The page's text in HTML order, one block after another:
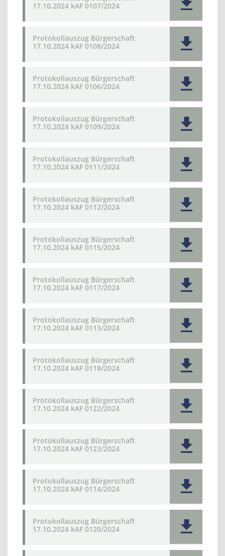
17.10.2024 kAF 0107/2024
Protokollauszug Bürgerschaft
17.10.2024 kAF 0108/2024
Protokollauszug Bürgerschaft
17.10.2024 kAF 0106/2024
Protokollauszug Bürgerschaft
17.10.2024 kAF 0109/2024
Protokollauszug Bürgerschaft
17.10.2024 kAF 0111/2024
Protokollauszug Bürgerschaft
17.10.2024 kAF 0112/2024
Protokollauszug Bürgerschaft
17.10.2024 kAF 0115/2024
Protokollauszug Bürgerschaft
17.10.2024 kAF 0117/2024
Protokollauszug Bürgerschaft
17.10.2024 kAF 0113/2024
Protokollauszug Bürgerschaft
17.10.2024 kAF 0118/2024
Protokollauszug Bürgerschaft
17.10.2024 kAF 0122/2024
Protokollauszug Bürgerschaft
17.10.2024 kAF 0123/2024
Protokollauszug Bürgerschaft
17.10.2024 kAF 0114/2024
Protokollauszug Bürgerschaft
17.10.2024 kAF 0120/2024